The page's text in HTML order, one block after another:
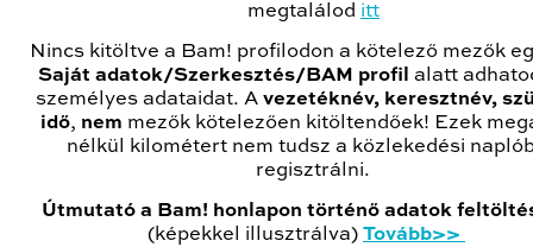
megtalálod itt
Nincs kitöltve a Bam! profilodon a kötelező mezők
Saját adatok/Szerkesztés/BAM profil alatt
személyes adataidat. Avezetéknév, keresztnév,
idő, nem mezők kötelezően kitöltendőek! Ezek
nélkül kilométert nem tudsz a közlekedési
regisztrálni.
Útmutató a Bam! honlapon történő adatok
(képekkel illusztrálva) Tovább>>